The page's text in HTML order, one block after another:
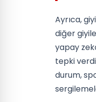
Ayrıca,
diğer
yapay
tepki
durum,